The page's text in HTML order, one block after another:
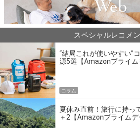
スペシャルレコメ
“結局これが使いやすい”
源5選【Amazonプライ
コラム
夏休み直前！旅行に持っ
＋2【Amazonプライム